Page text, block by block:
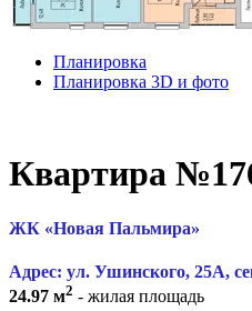
Планировка
Планировка 3D и фото
Квартира
ЖК «Новая Пальмира»
Адрес: ул. Ушинского, 25А,
24.97 м2 - жилая площадь